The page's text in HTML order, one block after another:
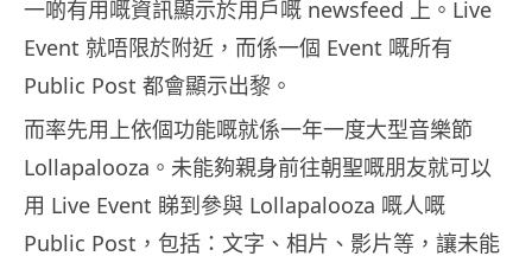
一啲有用嘅資訊顯示於用戶嘅 newsfeed 上。Live
Event 就唔限於附近，而係一個 Event 嘅所有
Public Post 都會顯示出黎。
而率先用上依個功能嘅就係一年一度大型音樂節
Lollapalooza。未能夠親身前往朝聖嘅朋友就可以
用 Live Event 睇到參與 Lollapalooza 嘅人嘅
Public Post，包括：文字、相片、影片等，讓未能